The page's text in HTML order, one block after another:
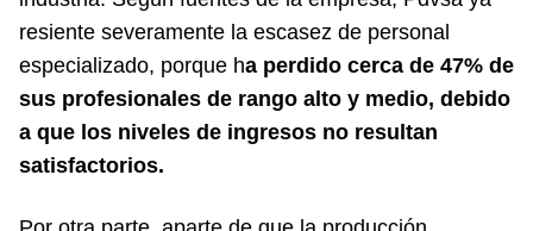
resiente severamente la escasez de personal
especializado, porque ha perdido cerca de 47% de
sus profesionales de rango alto y medio, debido
a que los niveles de ingresos no resultan
satisfactorios.